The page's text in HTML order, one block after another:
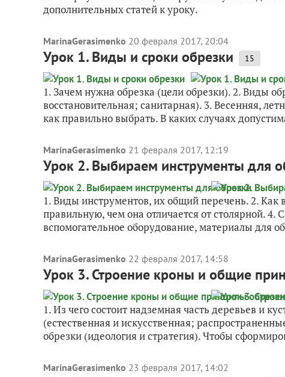
дополнительных статей к уроку.
MarinaGerasimenko 20 февраля 2017, 20:04
Урок 1. Виды и сроки обрезки 15
1. Зачем нужна обрезка (цели обрезки). 2. Виды
восстановительная; санитарная). 3. Весенняя,
как правильно выбрать. В каких случаях
MarinaGerasimenko 21 февраля 2017, 12:19
Урок 2. Выбираем инструменты для
1. Виды инструментов, их общий перечень. 2. Как
правильную, чем она отличается от столярной.
вспомогательное оборудование, материалы для
MarinaGerasimenko 22 февраля 2017, 14:58
Урок 3. Строение кроны и общие
1. Из чего состоит надземная часть деревьев и
(естественная и искусственная;
обрезки (идеология и стратегия). Чтобы
MarinaGerasimenko 23 февраля 2017, 14:02